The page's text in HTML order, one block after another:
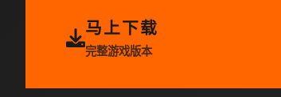
马上下载
完整游戏版本